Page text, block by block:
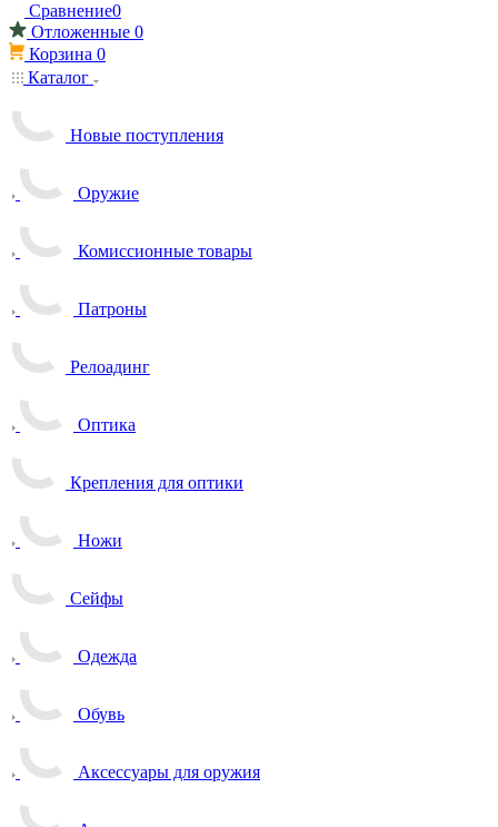
Сравнение0
Отложенные 0
Корзина 0
Каталог
Новые поступления
Оружие
Комиссионные товары
Патроны
Релоадинг
Оптика
Крепления для оптики
Ножи
Сейфы
Одежда
Обувь
Аксессуары для оружия